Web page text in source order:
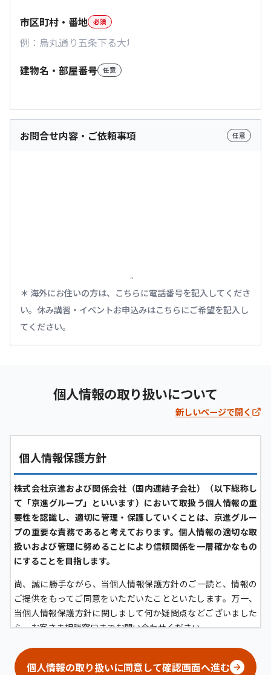
市区町村・番地 必須
建物名・部屋番号 任意
お問合せ内容・ご依頼事項 任意
海外にお住いの方は、こちらに電話番号を記入してくださ
い。休み講習・イベントお申込みはこちらにご希望を記入し
てください。
個人情報の取り扱いについて
新しいページで開く
個人情報保護方針
株式会社京進および関係会社（国内連結子会社）（以下総称し
て「京進グループ」といいます）において取扱う個人情報の重
要性を認識し、適切に管理・保護していくことは、京進グルー
プの重要な責務であると考えております。個人情報の適切な取
扱いおよび管理に努めることにより信頼関係を一層確かなもの
にすることを目指します。
尚、誠に勝手ながら、当個人情報保護方針のご一読と、情報の
ご提供をもってご同意をいただいたことといたします。万一、
当個人情報保護方針に関しまして何か疑問点などございました
ら、お客さま相談窓口までお問い合わせください。
京進グループにおける個人情報の定義について
個人情報の取り扱いに同意して確認画面へ進む